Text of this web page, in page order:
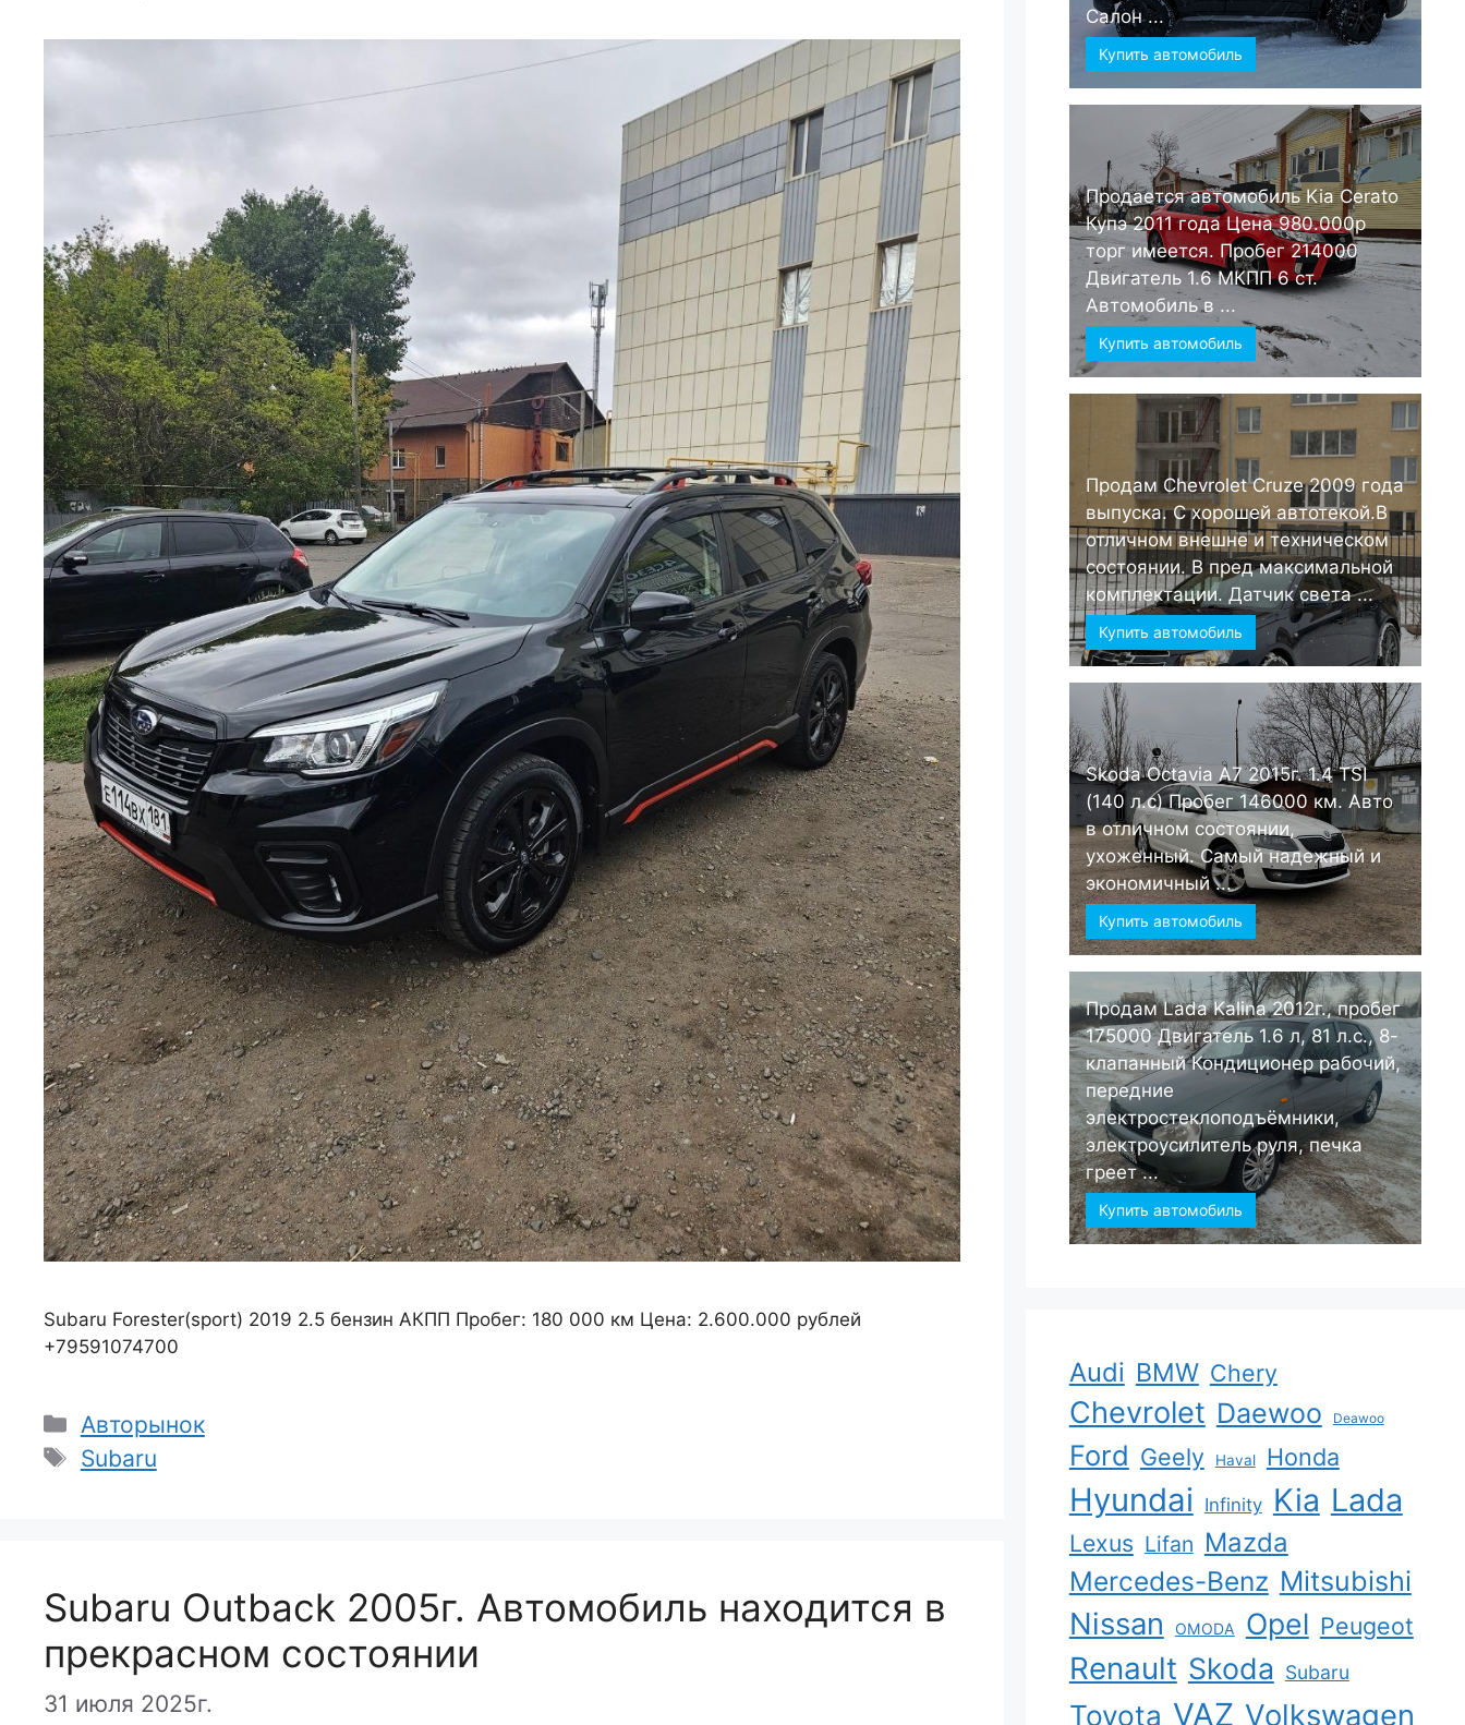
Subaru Forester(sport) 2019 2.5 бензин АКПП Пробег: 180 000 км Цена: 2.600.000 рублей
+79591074700
Рубрики
Авторынок
Метки
Subaru
Subaru Outback 2005г. Автомобиль находится в
прекрасном состоянии
31 июля 2025г.
Салон ...
Купить автомобиль
Продается автомобиль Kia Cerato
Купэ 2011 года Цена 980.000р
торг имеется. Пробег 214000
Двигатель 1.6 МКПП 6 ст.
Автомобиль в ...
Купить автомобиль
Продам Chevrolet Cruze 2009 года
выпуска. С хорошей автотекой.В
отличном внешне и техническом
состоянии. В пред максимальной
комплектации. Датчик света ...
Купить автомобиль
Skoda Octavia А7 2015г. 1.4 TSI
(140 л.с) Пробег 146000 км. Авто
в отличном состоянии,
ухоженный. Самый надежный и
экономичный ...
Купить автомобиль
Продам Lada Kalina 2012г., пробег
175000 Двигатель 1.6 л, 81 л.с., 8-
клапанный Кондиционер рабочий,
передние
электростеклоподъёмники,
электроусилитель руля, печка
греет ...
Купить автомобиль
Audi BMW Chery
Chevrolet Daewoo Deawoo
Ford Geely Haval Honda
Hyundai Infinity Kia Lada
Lexus Lifan Mazda
Mercedes-Benz Mitsubishi
Nissan OMODA Opel Peugeot
Renault Skoda Subaru
Toyota VAZ Volkswagen